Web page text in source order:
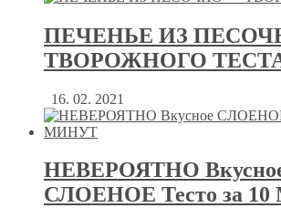
ПЕЧЕНЬЕ ИЗ
ТВОРОЖНОГО
16. 02. 2021
НЕВЕРОЯТНО
СЛОЕНОЕ Тесто за